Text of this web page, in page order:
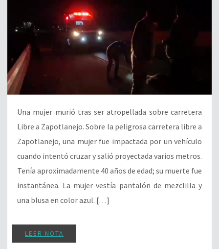
Una mujer murió tras ser atropellada sobre carretera
Libre a Zapotlanejo. Sobre la peligrosa carretera libre a
Zapotlanejo, una mujer fue impactada por un vehículo
cuando intentó cruzar y salió proyectada varios metros.
Tenía aproximadamente 40 años de edad; su muerte fue
instantánea. La mujer vestía pantalón de mezclilla y
una blusa en color azul. […]
LEER NOTA